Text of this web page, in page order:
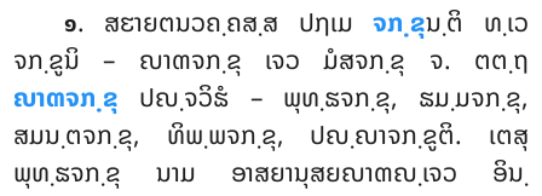
໑. ສຬາຍຕນວຄ຺ຄສ຺ສ ປຐເມຈກ຺ຂຸນ຺ຕິ ທ຺ເວ
ຈກ຺ຂູນິ – ຎາຓຈກ຺ຂຸ ເຈວ ມໍສຈກ຺ຂຸ ຈ. ຕຕ຺ຖ
ຎາຓຈກ຺ຂຸ ປຎ຺ຈວິຘໍ – ພຸທ຺ຘຈກ຺ຂຸ, ຘມ຺ມຈກ຺ຂຸ,
ສມນ຺ຕຈກ຺ຂຸ, ທິພ຺ພຈກ຺ຂຸ, ປຎ຺ຎາຈກ຺ຂູຕິ. ເຕສຸ
ພຸທ຺ຘຈກ຺ຂຸ ນາມ ອາສຍານຸສຍຎາຓຎ຺ເຈວ ອິນ຺